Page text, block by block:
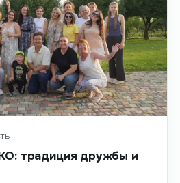
традиция дружбы и